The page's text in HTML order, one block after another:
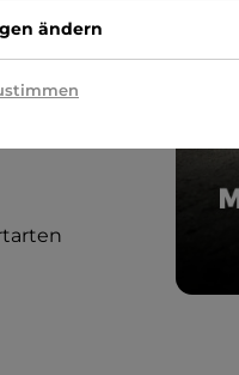
ändern